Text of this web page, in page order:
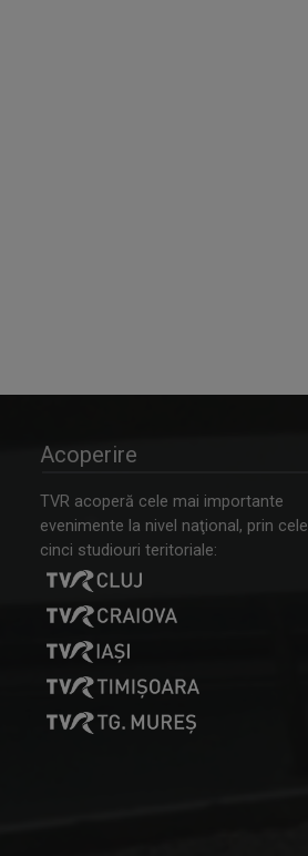
Acoperire
TVR acoperă cele mai importante
evenimente la nivel naţional, prin cele
cinci studiouri teritoriale: